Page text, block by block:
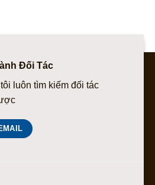
Đối Tác
luôn tìm kiếm đối tác